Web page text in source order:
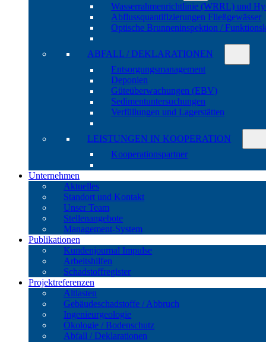
Wasser­rahmen­richtlinie (WRRL) und
Abfluss­quanti­fizierungen Fließ­gewässer
Optische Brunnen­inspektion /
ABFALL / DEKLARATIONEN
Entsorgungs­manage­ment
Deponien
Güte­über­wachungen (EBV)
Sedi­ment­unter­suchungen
Verfül­lungen und Lager­stätten
LEISTUNGEN IN KOOPERATION
Kooperations­partner
Unternehmen
Aktuelles
Standort und Kontakt
Unser Team
Stellenangebote
Management-System
Publikationen
Kundenjournal Impulse
Arbeitshilfen
Schadstoffregister
Projektreferenzen
Altlasten
Gebäude­schadstoffe / Abbruch
Ingenieur­geologie
Ökologie / Bodenschutz
Abfall / Deklarationen